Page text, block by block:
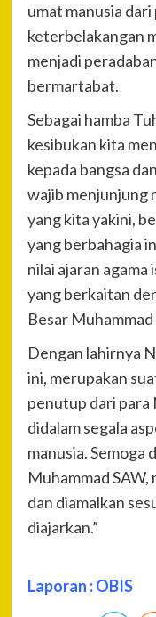
umat manusia
keterbelakangan
menjadi
bermartabat.
Sebagai hamba
kesibukan kita
kepada bangsa
wajib menjunjung
yang kita yakini,
yang berbahagia
nilai ajaran agama
yang berkaitan
Besar Muhammad
Dengan lahirnya
ini, merupakan
penutup dari para
didalam segala
manusia. Semoga
Muhammad
dan diamalkan
diajarkan.”
Laporan : OBIS